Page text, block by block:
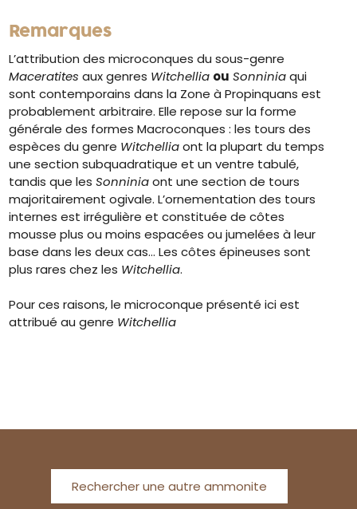
Remarques
L’attribution des microconques du sous-genre
Maceratites aux genres Witchellia ou Sonniniaqui
sont contemporains dans la Zone à Propinquans est
probablement arbitraire. Elle repose sur la forme
générale des formes Macroconques : les tours des
espèces du genre Witchelliaont la plupart du temps
une section subquadratique et un ventre tabulé,
tandis que lesSonniniaont une section de tours
majoritairement ogivale. L’ornementation des tours
internes est irrégulière et constituée de côtes
mousse plus ou moins espacées ou jumelées à leur
base dans les deux cas… Les côtes épineuses sont
plus rares chez les Witchellia.
Pour ces raisons, le microconque présenté ici est
attribué au genre Witchellia
Rechercher une autre ammonite